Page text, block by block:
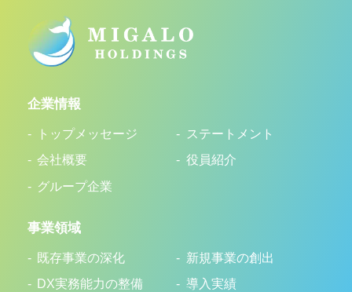
企業情報
トップメッセージ
ステートメント
会社概要
役員紹介
グループ企業
事業領域
既存事業の深化
新規事業の創出
DX実務能力の整備
導入実績